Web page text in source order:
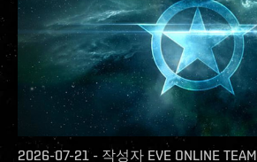
2026-07-21 - 작성자 EVE ONLINE TEAM